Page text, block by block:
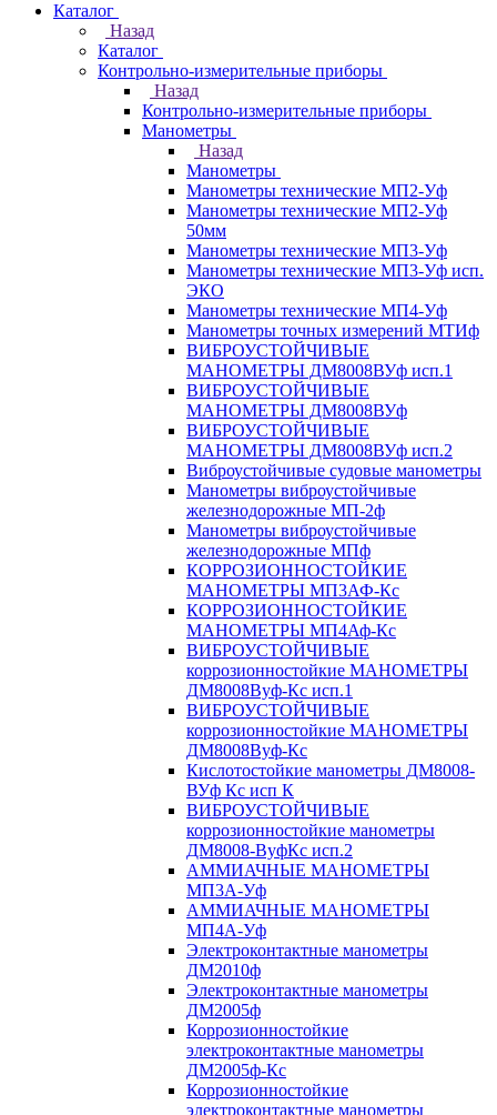
Каталог
Назад
Каталог
Контрольно-измерительные приборы
Назад
Контрольно-измерительные приборы
Манометры
Назад
Манометры
Манометры технические МП2-Уф
Манометры технические МП2-Уф
50мм
Манометры технические МП3-Уф
Манометры технические МП3-Уф исп.
ЭКО
Манометры технические МП4-Уф
Манометры точных измерений МТИф
ВИБРОУСТОЙЧИВЫЕ
МАНОМЕТРЫ ДМ8008ВУф исп.1
ВИБРОУСТОЙЧИВЫЕ
МАНОМЕТРЫ ДМ8008ВУф
ВИБРОУСТОЙЧИВЫЕ
МАНОМЕТРЫ ДМ8008ВУф исп.2
Виброустойчивые судовые манометры
Манометры виброустойчивые
железнодорожные МП-2ф
Манометры виброустойчивые
железнодорожные МПф
КОРРОЗИОННОСТОЙКИЕ
МАНОМЕТРЫ МП3АФ-Кс
КОРРОЗИОННОСТОЙКИЕ
МАНОМЕТРЫ МП4Аф-Кс
ВИБРОУСТОЙЧИВЫЕ
коррозионностойкие МАНОМЕТРЫ
ДМ8008Вуф-Кс исп.1
ВИБРОУСТОЙЧИВЫЕ
коррозионностойкие МАНОМЕТРЫ
ДМ8008Вуф-Кс
Кислотостойкие манометры ДМ8008-
ВУф Кс исп К
ВИБРОУСТОЙЧИВЫЕ
коррозионностойкие манометры
ДМ8008-ВуфКс исп.2
АММИАЧНЫЕ МАНОМЕТРЫ
МП3А-Уф
АММИАЧНЫЕ МАНОМЕТРЫ
МП4А-Уф
Электроконтактные манометры
ДМ2010ф
Электроконтактные манометры
ДМ2005ф
Коррозионностойкие
электроконтактные манометры
ДМ2005ф-Кс
Коррозионностойкие
электроконтактные манометры